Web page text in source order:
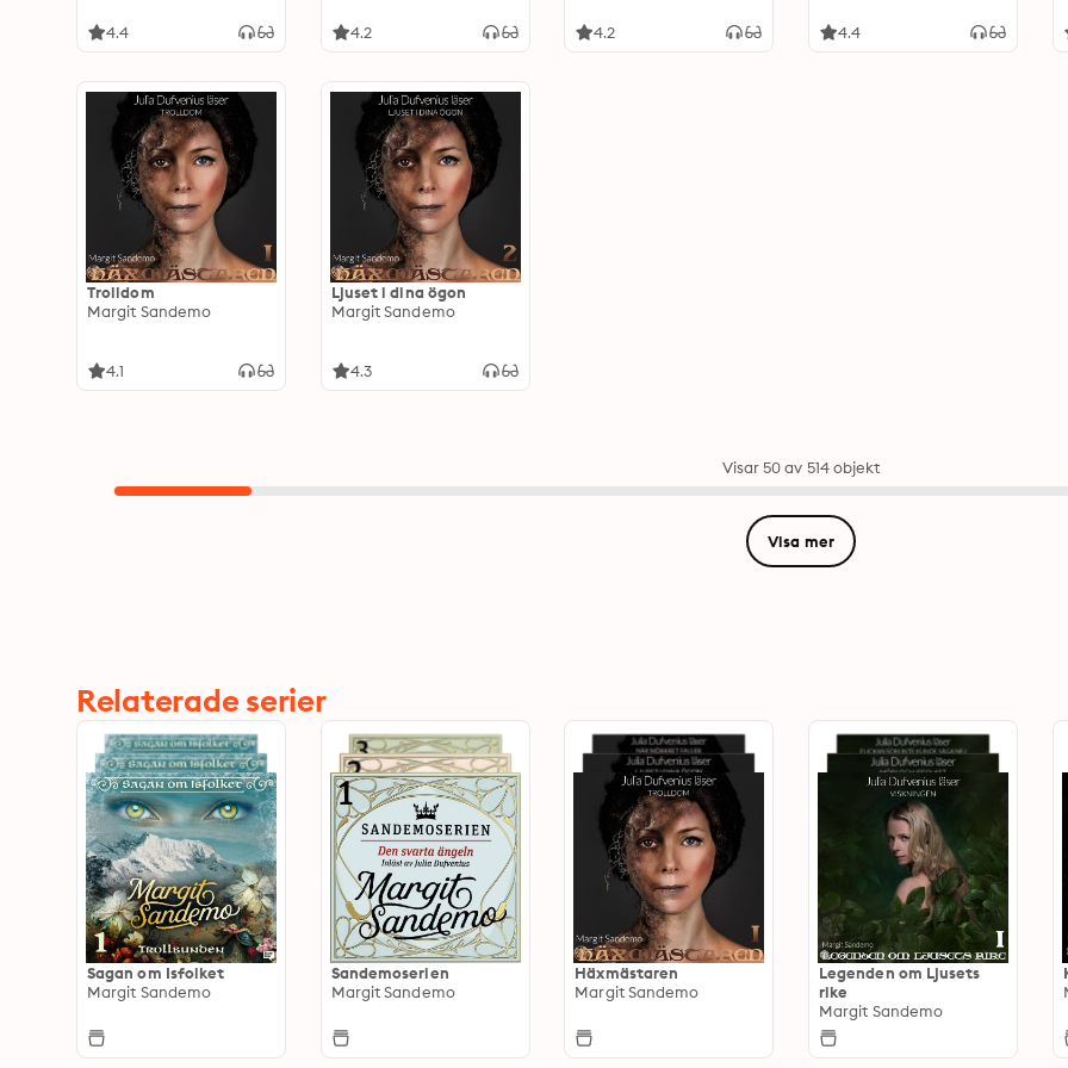
4.4 4.2 4.2 4.4
Trolldom
Margit Sandemo
4.1
Ljuset i dina ögon
Margit Sandemo
4.3
Visar 50 av 514 objekt
Visa mer
Relaterade serier
Sagan om Isfolket
Margit Sandemo
Sandemoserien
Margit Sandemo
Häxmästaren
Margit Sandemo
Legenden om Ljusets
rike
Margit Sandemo